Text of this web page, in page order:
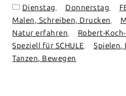
Dienstag Donnerstag
Malen, Schreiben, Drucken
Natur erfahren
Robert-
Speziell für SCHULE
Spielen,
Tanzen, Bewegen